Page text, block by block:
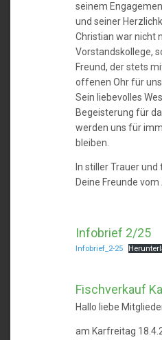
seinem
und seiner
Christian war nicht
Vorstandskollege,
Freund, der stets
offenen Ohr für uns
Sein liebevolles
Begeisterung für
werden uns für
bleiben.
In stiller Trauer
Deine Freunde
Infobrief 2/25
Infobrief_2-25
Fischverkauf
Hallo liebe
am Karfreitag